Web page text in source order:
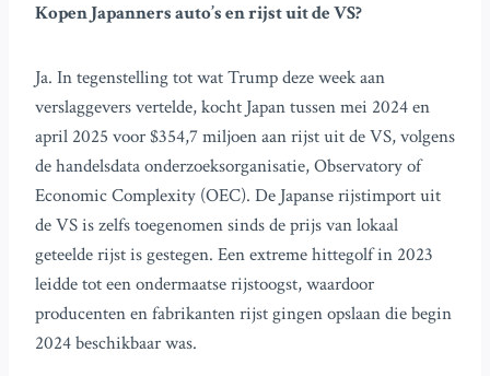
Kopen Japanners auto’s en rijst uit de VS?
Ja. In tegenstelling tot wat Trump deze week aan
verslaggevers vertelde, kocht Japan tussen mei 2024 en
april 2025 voor $354,7 miljoen aan rijst uit de VS, volgens
de handelsdata onderzoeksorganisatie, Observatory of
Economic Complexity (OEC). De Japanse rijstimport uit
de VS is zelfs toegenomen sinds de prijs van lokaal
geteelde rijst is gestegen. Een extreme hittegolf in 2023
leidde tot een ondermaatse rijstoogst, waardoor
producenten en fabrikanten rijst gingen opslaan die begin
2024 beschikbaar was.